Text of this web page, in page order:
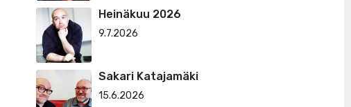
Heinäkuu 2026
9.7.2026
Sakari Katajamäki
15.6.2026